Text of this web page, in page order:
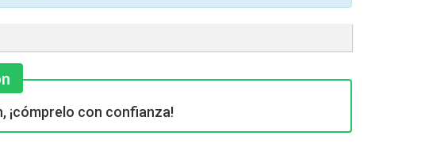
¡cómprelo con confianza!